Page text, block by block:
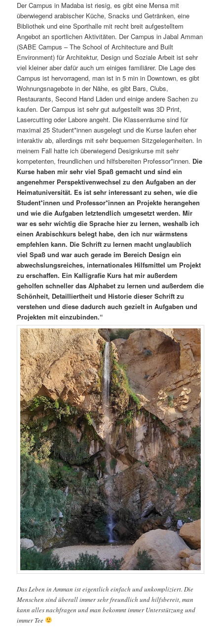
Der Campus in Madaba ist riesig, es gibt eine Mensa mit
überwiegend arabischer Küche, Snacks und Getränken, eine
Bibliothek und eine Sporthalle mit recht breit aufgestelltem
Angebot an sportlichen Aktivitäten. Der Campus in Jabal Amman
(SABE Campus – The School of Architecture and Built
Environment) für Architektur, Design und Soziale Arbeit ist sehr
viel kleiner aber dafür auch um einiges familiärer. Die Lage des
Campus ist hervorragend, man ist in 5 min in Downtown, es gibt
Wohnungsnagebote in der Nähe, es gibt Bars, Clubs,
Restaurants, Second Hand Läden und einige andere Sachen zu
kaufen. Der Campus ist sehr gut aufgestellt was 3D Print,
Lasercutting oder Labore angeht. Die Klassenräume sind für
maximal 25 Student*innen ausgelegt und die Kurse laufen eher
interaktiv ab, allerdings mit sehr bequemen Sitzgelegenheiten. In
meinem Fall hatte ich überwiegend Designkurse mit sehr
kompetenten, freundlichen und hilfsbereiten Professor*innen. Die
Kurse haben mir sehr viel Spaß gemacht und sind ein
angenehmer Perspektivenwechsel zu den Aufgaben an der
Heimatuniversität. Es ist sehr interessant zu sehen, wie die
Student*innen und Professor*innen an Projekte herangehen
und wie die Aufgaben letztendlich umgesetzt werden. Mir
war es sehr wichtig die Sprache hier zu lernen, weshalb ich
einen Arabischkurs belegt habe, den ich nur wärmstens
empfehlen kann. Die Schrift zu lernen macht unglaublich
viel Spaß und war auch gerade im Bereich Design ein
abwechslungsreiches, internationales Hilfsmittel um Projekt
zu erschaffen. Ein Kalligrafie Kurs hat mir außerdem
geholfen schneller das Alphabet zu lernen und außerdem die
Schönheit, Detailliertheit und Historie dieser Schrift zu
verstehen und diese dadurch auch gezielt in Aufgaben und
Projekten mit einzubinden.“
Das Leben in Amman ist eigentlich einfach und unkompliziert. Die
Menschen sind überall immer sehr freundlich und hilfsbereit, man
kann alles nachfragen und man bekommt immer Unterstützung und
immer Tee